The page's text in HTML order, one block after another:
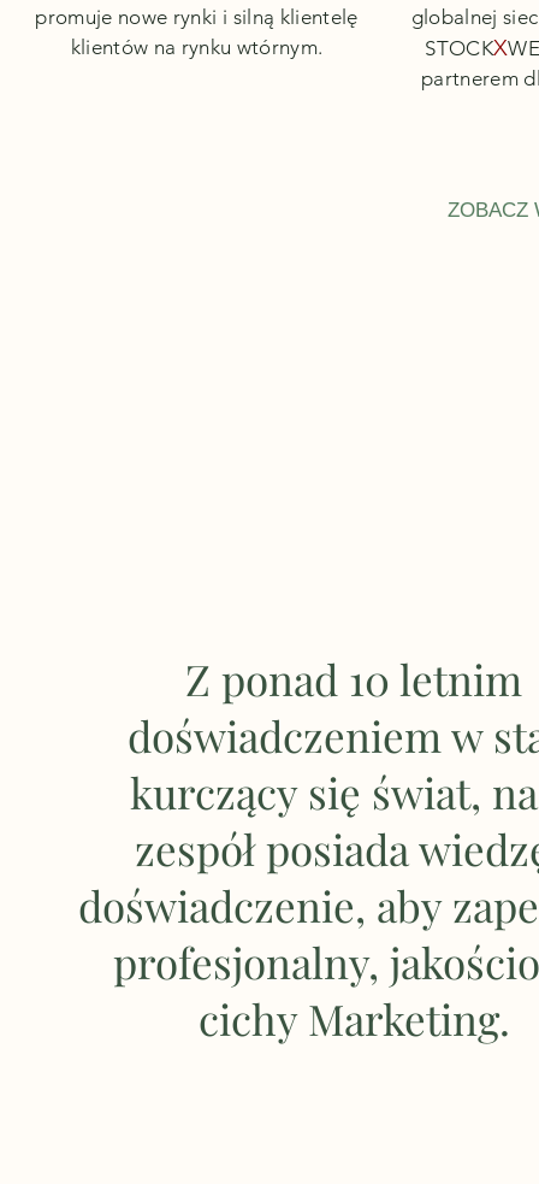
promuje nowe rynki i silną klientelę
klientów na rynku wtórnym.
globalnej
STOCKX
partnerem
ZOBACZ
Z ponad 10 letnim
doświadczeniem w
kurczący się świat,
zespół posiada
doświadczenie, aby
profesjonalny,
cichy Marketing.